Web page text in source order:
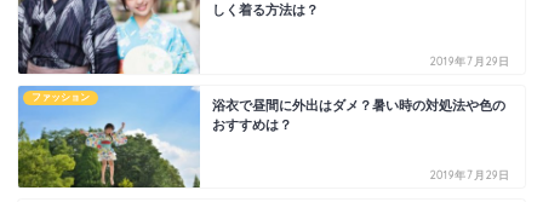
しく着る方法は？
2019年7月29日
ファッション
浴衣で昼間に外出はダメ？暑い時の対処法や色の
おすすめは？
2019年7月29日